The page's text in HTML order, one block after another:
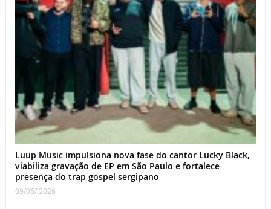
Luup Music impulsiona nova fase do cantor Lucky Black,
viabiliza gravação de EP em São Paulo e fortalece
presença do trap gospel sergipano
09/06/ 2026